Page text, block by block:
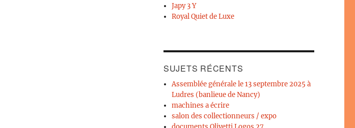
Japy 3 Y
Royal Quiet de Luxe
SUJETS RÉCENTS
Assemblée générale le 13 septembre 2025 à
Ludres (banlieue de Nancy)
machines a écrire
salon des collectionneurs / expo